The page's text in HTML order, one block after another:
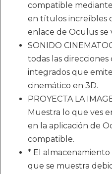
compatible
en títulos increíbles
enlace de Oculus se
SONIDO
todas las direcciones
integrados que
cinemático en 3D.
PROYECTA LA
Muestra lo que ves
en la aplicación de
compatible.
* El almacenamiento
que se muestra